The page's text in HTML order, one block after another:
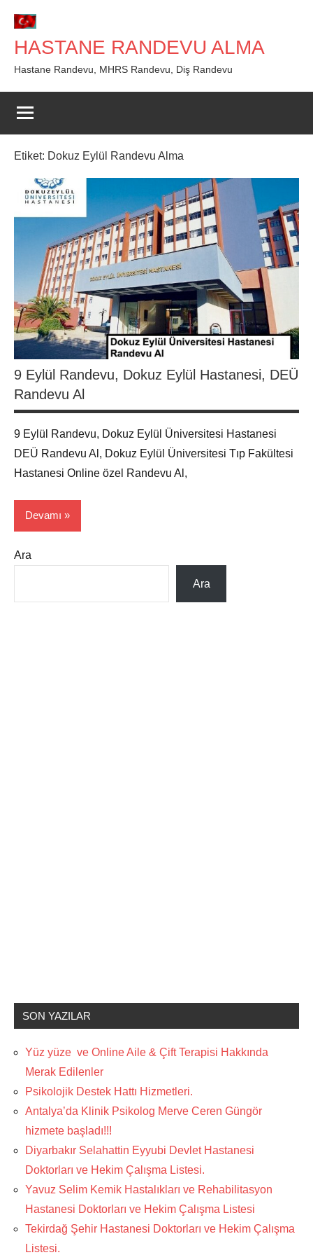
geç
HASTANE RANDEVU ALMA
Hastane Randevu, MHRS Randevu, Diş Randevu
Etiket: Dokuz Eylül Randevu Alma
9 Eylül Randevu, Dokuz Eylül Hastanesi, DEÜ
Randevu Al
9 Eylül Randevu, Dokuz Eylül Üniversitesi Hastanesi
DEÜ Randevu Al, Dokuz Eylül Üniversitesi Tıp Fakültesi
Hastanesi Online özel Randevu Al,
Devamı
Hasta
Ara
Ara
SON YAZILAR
Yüz yüze ve Online Aile & Çift Terapisi Hakkında
Merak Edilenler
Psikolojik Destek Hattı Hizmetleri.
Antalya’da Klinik Psikolog Merve Ceren Güngör
hizmete başladı!!!
Diyarbakır Selahattin Eyyubi Devlet Hastanesi
Doktorları ve Hekim Çalışma Listesi.
Yavuz Selim Kemik Hastalıkları ve Rehabilitasyon
Hastanesi Doktorları ve Hekim Çalışma Listesi
Tekirdağ Şehir Hastanesi Doktorları ve Hekim Çalışma
Listesi.